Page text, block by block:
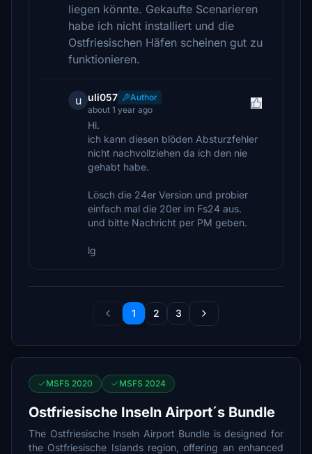
liegen könnte. Gekaufte Scenarieren
habe ich nicht installiert und die
Ostfriesischen Häfen scheinen gut zu
funktionieren.
u uli057
Author
about 1 year ago
Hi.
ich kann diesen blöden Absturzfehler
nicht nachvollziehen da ich den nie
gehabt habe.
Lösch die 24er Version und probier
einfach mal die 20er im Fs24 aus.
und bitte Nachricht per PM geben.
lg
1 2 3
MSFS 2020 MSFS 2024
Ostfriesische Inseln Airport´s Bundle
The Ostfriesische Inseln Airport Bundle is designed for
the Ostfriesische Islands region, offering an enhanced